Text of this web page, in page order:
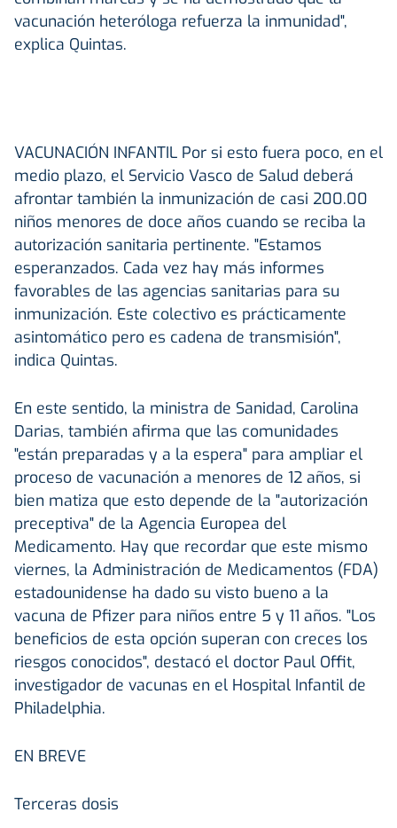
vacunación heteróloga refuerza la inmunidad",
explica Quintas.
VACUNACIÓN INFANTIL Por si esto fuera poco, en el
medio plazo, el Servicio Vasco de Salud deberá
afrontar también la inmunización de casi 200.00
niños menores de doce años cuando se reciba la
autorización sanitaria pertinente. "Estamos
esperanzados. Cada vez hay más informes
favorables de las agencias sanitarias para su
inmunización. Este colectivo es prácticamente
asintomático pero es cadena de transmisión",
indica Quintas.
En este sentido, la ministra de Sanidad, Carolina
Darias, también afirma que las comunidades
"están preparadas y a la espera" para ampliar el
proceso de vacunación a menores de 12 años, si
bien matiza que esto depende de la "autorización
preceptiva" de la Agencia Europea del
Medicamento. Hay que recordar que este mismo
viernes, la Administración de Medicamentos (FDA)
estadounidense ha dado su visto bueno a la
vacuna de Pfizer para niños entre 5 y 11 años. "Los
beneficios de esta opción superan con creces los
riesgos conocidos", destacó el doctor Paul Offit,
investigador de vacunas en el Hospital Infantil de
Philadelphia.
EN BREVE
Terceras dosis